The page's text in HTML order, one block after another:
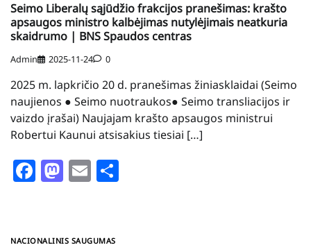
Seimo Liberalų sąjūdžio frakcijos pranešimas: krašto
apsaugos ministro kalbėjimas nutylėjimais neatkuria
skaidrumo | BNS Spaudos centras
Admin 2025-11-24 0
2025 m. lapkričio 20 d. pranešimas žiniasklaidai (Seimo
naujienos ● Seimo nuotraukos● Seimo transliacijos ir
vaizdo įrašai) Naujajam krašto apsaugos ministrui
Robertui Kaunui atsisakius tiesiai […]
Facebook
Mastodon
Email
NACIONALINIS SAUGUMAS